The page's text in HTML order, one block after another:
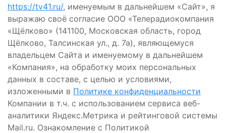
https://tv41.ru/, именуемым в дальнейшем «Сайт», я
выражаю своё согласие ООО «Телерадиокомпания
«Щёлково» (141100, Московская область, город
Щёлково, Талсинская ул., д. 7а), являющемуся
владельцем Сайта и именуемому в дальнейшем
«Компания», на обработку моих персональных
данных в составе, с целью и условиями,
изложенными в Политике конфиденциальности
Компании в т.ч. с использованием сервиса веб-
аналитики Яндекс.Метрика и рейтинговой системы
Mail.ru. Ознакомление с Политикой